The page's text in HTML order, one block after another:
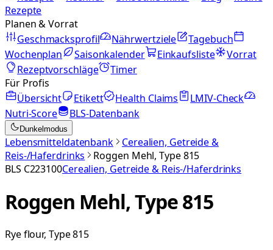
Rezepte
Planen & Vorrat
Geschmacksprofil
Nährwertziele
Tagebuch
Wochenplan
Saisonkalender Einkaufsliste
Vorrat
Rezeptvorschläge
Timer
Für Profis
Übersicht
Etikett Health Claims
LMIV-Check
Nutri-Score
BLS-Datenbank
Dunkelmodus
Lebensmitteldatenbank
Cerealien, Getreide &
Reis-/Haferdrinks
Roggen Mehl, Type 815
BLS C223100Cerealien, Getreide & Reis-/Haferdrinks
Roggen Mehl, Type 815
Rye flour, Type 815